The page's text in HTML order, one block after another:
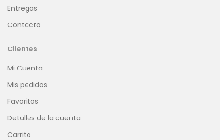
Entregas
Contacto
Clientes
Mi Cuenta
Mis pedidos
Favoritos
Detalles de la cuenta
Carrito